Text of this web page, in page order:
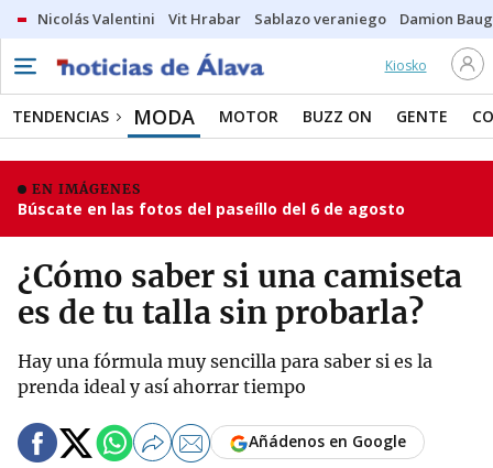
Nicolás Valentini Vit Hrabar Sablazo veraniego Damion
Kiosko
TENDENCIAS MODA MOTOR BUZZ ON GENTE
EN IMÁGENES
Búscate en las fotos del paseíllo del 6 de agosto
¿Cómo saber si una camiseta
es de tu talla sin probarla?
Hay una fórmula muy sencilla para saber si es la
prenda ideal y así ahorrar tiempo
Añádenos en Google